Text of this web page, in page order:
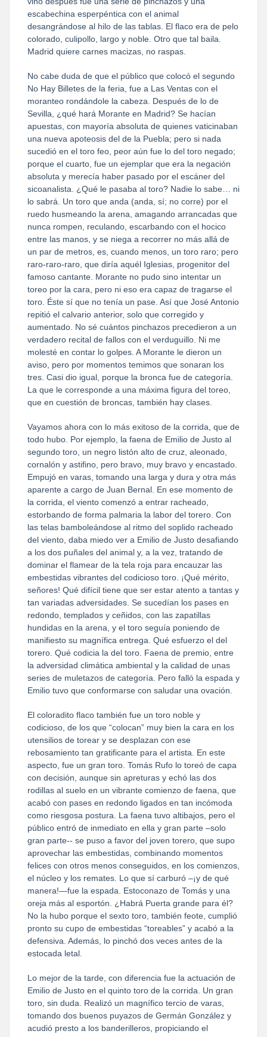
escabechina esperpéntica con el animal
desangrándose al hilo de las tablas. El flaco era de pelo
colorado, culipollo, largo y noble. Otro que tal baila.
Madrid quiere carnes macizas, no raspas.
No cabe duda de que el público que colocó el segundo
No Hay Billetes de la feria, fue a Las Ventas con el
moranteo rondándole la cabeza. Después de lo de
Sevilla, ¿qué hará Morante en Madrid? Se hacían
apuestas, con mayoría absoluta de quienes vaticinaban
una nueva apoteosis del de la Puebla; pero si nada
sucedió en el toro feo, peor aún fue lo del toro negado;
porque el cuarto, fue un ejemplar que era la negación
absoluta y merecía haber pasado por el escáner del
sicoanalista. ¿Qué le pasaba al toro? Nadie lo sabe… ni
lo sabrá. Un toro que anda (anda, sí; no corre) por el
ruedo husmeando la arena, amagando arrancadas que
nunca rompen, reculando, escarbando con el hocico
entre las manos, y se niega a recorrer no más allá de
un par de metros, es, cuando menos, un toro raro; pero
raro-raro-raro, que diría aquél Iglesias, progenitor del
famoso cantante. Morante no pudo sino intentar un
toreo por la cara, pero ni eso era capaz de tragarse el
toro. Éste sí que no tenía un pase. Así que José Antonio
repitió el calvario anterior, solo que corregido y
aumentado. No sé cuántos pinchazos precedieron a un
verdadero recital de fallos con el verduguillo. Ni me
molesté en contar lo golpes. A Morante le dieron un
aviso, pero por momentos temimos que sonaran los
tres. Casi dio igual, porque la bronca fue de categoría.
La que le corresponde a una máxima figura del toreo,
que en cuestión de broncas, también hay clases.
Vayamos ahora con lo más exitoso de la corrida, que de
todo hubo. Por ejemplo, la faena de Emilio de Justo al
segundo toro, un negro listón alto de cruz, aleonado,
cornalón y astifino, pero bravo, muy bravo y encastado.
Empujó en varas, tomando una larga y dura y otra más
aparente a cargo de Juan Bernal. En ese momento de
la corrida, el viento comenzó a entrar racheado,
estorbando de forma palmaria la labor del torero. Con
las telas bamboleándose al ritmo del soplido racheado
del viento, daba miedo ver a Emilio de Justo desafiando
a los dos puñales del animal y, a la vez, tratando de
dominar el flamear de la tela roja para encauzar las
embestidas vibrantes del codicioso toro. ¡Qué mérito,
señores! Qué difícil tiene que ser estar atento a tantas y
tan variadas adversidades. Se sucedían los pases en
redondo, templados y ceñidos, con las zapatillas
hundidas en la arena, y el toro seguía poniendo de
manifiesto su magnífica entrega. Qué esfuerzo el del
torero. Qué codicia la del toro. Faena de premio, entre
la adversidad climática ambiental y la calidad de unas
series de muletazos de categoría. Pero falló la espada y
Emilio tuvo que conformarse con saludar una ovación.
El coloradito flaco también fue un toro noble y
codicioso, de los que “colocan” muy bien la cara en los
utensilios de torear y se desplazan con ese
rebosamiento tan gratificante para el artista. En este
aspecto, fue un gran toro. Tomás Rufo lo toreó de capa
con decisión, aunque sin apreturas y echó las dos
rodillas al suelo en un vibrante comienzo de faena, que
acabó con pases en redondo ligados en tan incómoda
como riesgosa postura. La faena tuvo altibajos, pero el
público entró de inmediato en ella y gran parte –solo
gran parte-- se puso a favor del joven torero, que supo
aprovechar las embestidas, combinando momentos
felices con otros menos conseguidos, en los comienzos,
el núcleo y los remates. Lo que sí carburó –¡y de qué
manera!—fue la espada. Estoconazo de Tomás y una
oreja más al esportón. ¿Habrá Puerta grande para él?
No la hubo porque el sexto toro, también feote, cumplió
pronto su cupo de embestidas “toreables” y acabó a la
defensiva. Además, lo pinchó dos veces antes de la
estocada letal.
Lo mejor de la tarde, con diferencia fue la actuación de
Emilio de Justo en el quinto toro de la corrida. Un gran
toro, sin duda. Realizó un magnífico tercio de varas,
tomando dos buenos puyazos de Germán González y
acudió presto a los banderilleros, propiciando el